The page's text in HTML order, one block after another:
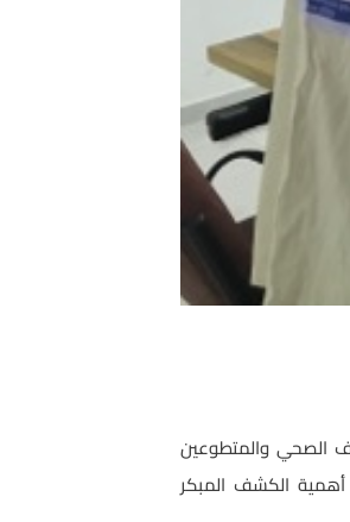
الصحي والمتطوعين
الكشف المبكر